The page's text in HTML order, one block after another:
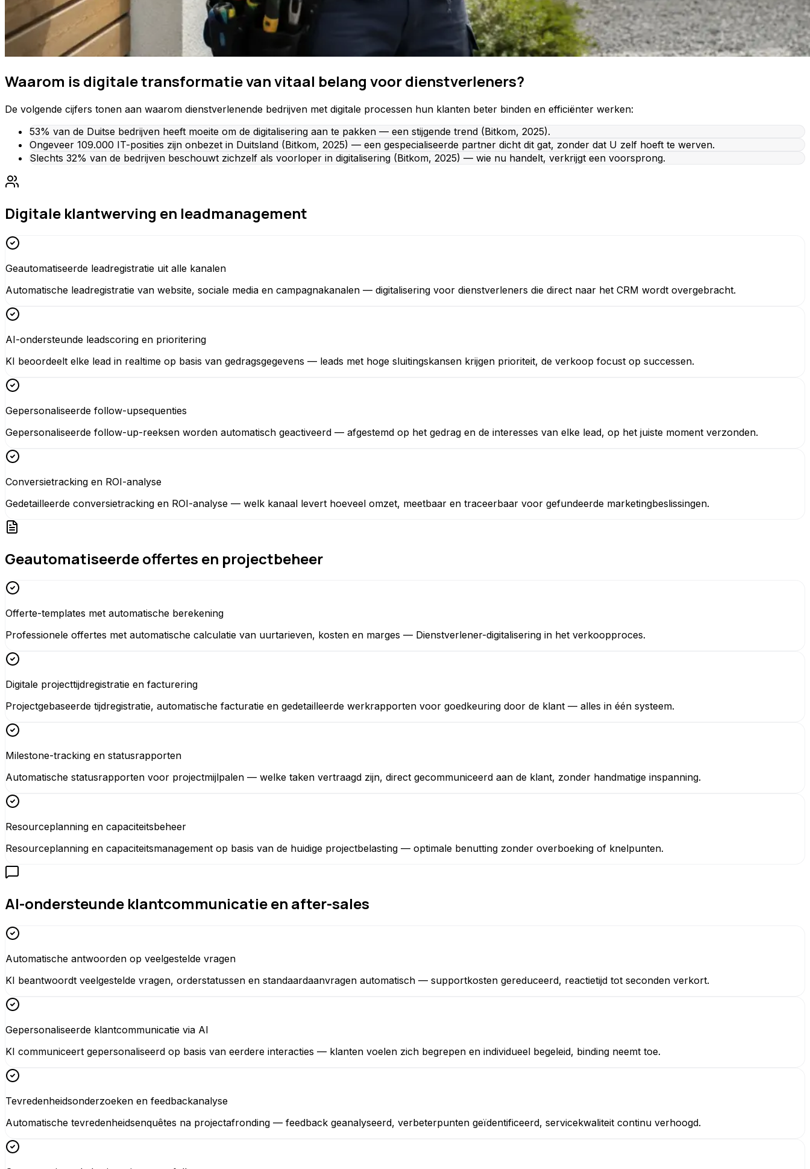
Waarom is digitale transformatie van vitaal belang voor dienstverleners?
De volgende cijfers tonen aan waarom dienstverlenende bedrijven met digitale processen hun klanten beter binden en efficiënter werken:
53% van de Duitse bedrijven heeft moeite om de digitalisering aan te pakken — een stijgende trend (Bitkom, 2025).
Ongeveer 109.000 IT-posities zijn onbezet in Duitsland (Bitkom, 2025) — een gespecialiseerde partner dicht dit gat, zonder dat U zelf hoeft te werven.
Slechts 32% van de bedrijven beschouwt zichzelf als voorloper in digitalisering (Bitkom, 2025) — wie nu handelt, verkrijgt een voorsprong.
Digitale klantwerving en leadmanagement
Geautomatiseerde leadregistratie uit alle kanalen
Automatische leadregistratie van website, sociale media en campagnakanalen — digitalisering voor dienstverleners die direct naar het CRM wordt overgebracht.
AI-ondersteunde leadscoring en prioritering
KI beoordeelt elke lead in realtime op basis van gedragsgegevens — leads met hoge sluitingskansen krijgen prioriteit, de verkoop focust op successen.
Gepersonaliseerde follow-upsequenties
Gepersonaliseerde follow-up-reeksen worden automatisch geactiveerd — afgestemd op het gedrag en de interesses van elke lead, op het juiste moment verzonden.
Conversietracking en ROI-analyse
Gedetailleerde conversietracking en ROI-analyse — welk kanaal levert hoeveel omzet, meetbaar en traceerbaar voor gefundeerde marketingbeslissingen.
Geautomatiseerde offertes en projectbeheer
Offerte-templates met automatische berekening
Professionele offertes met automatische calculatie van uurtarieven, kosten en marges — Dienstverlener-digitalisering in het verkoopproces.
Digitale projecttijdregistratie en facturering
Projectgebaseerde tijdregistratie, automatische facturatie en gedetailleerde werkrapporten voor goedkeuring door de klant — alles in één systeem.
Milestone-tracking en statusrapporten
Automatische statusrapporten voor projectmijlpalen — welke taken vertraagd zijn, direct gecommuniceerd aan de klant, zonder handmatige inspanning.
Resourceplanning en capaciteitsbeheer
Resourceplanning en capaciteitsmanagement op basis van de huidige projectbelasting — optimale benutting zonder overboeking of knelpunten.
AI-ondersteunde klantcommunicatie en after-sales
Automatische antwoorden op veelgestelde vragen
KI beantwoordt veelgestelde vragen, orderstatussen en standaardaanvragen automatisch — supportkosten gereduceerd, reactietijd tot seconden verkort.
Gepersonaliseerde klantcommunicatie via AI
KI communiceert gepersonaliseerd op basis van eerdere interacties — klanten voelen zich begrepen en individueel begeleid, binding neemt toe.
Tevredenheidsonderzoeken en feedbackanalyse
Automatische tevredenheidsenquêtes na projectafronding — feedback geanalyseerd, verbeterpunten geïdentificeerd, servicekwaliteit continu verhoogd.